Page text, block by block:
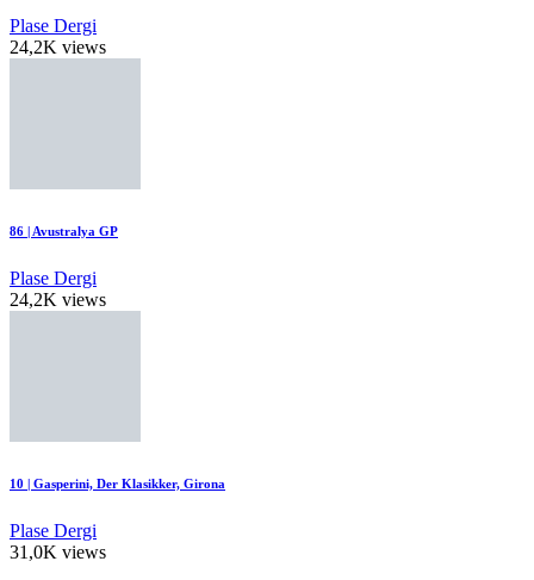
Plase Dergi
24,2K views
86 | Avustralya GP
Plase Dergi
24,2K views
10 | Gasperini, Der Klasikker, Girona
Plase Dergi
31,0K views